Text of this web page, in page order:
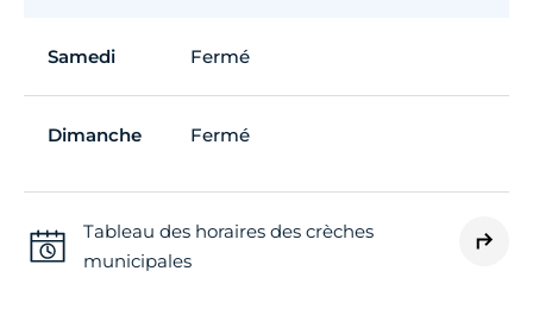
Samedi Fermé
Dimanche Fermé
Tableau des horaires des crèches
municipales